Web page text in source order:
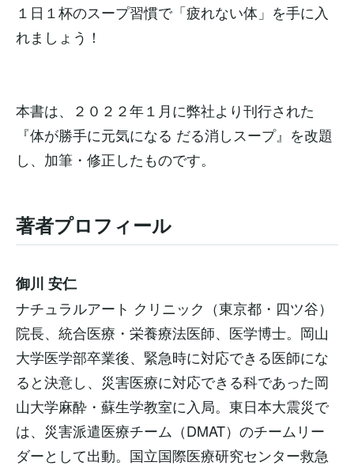
１日１杯のスープ習慣で「疲れない体」を手に入
れましょう！
本書は、２０２２年１月に弊社より刊行された
『体が勝手に元気になる だる消しスープ』を改題
し、加筆・修正したものです。
著者プロフィール
御川 安仁
ナチュラルアート クリニック（東京都・四ツ谷）
院長、統合医療・栄養療法医師、医学博士。岡山
大学医学部卒業後、緊急時に対応できる医師にな
ると決意し、災害医療に対応できる科であった岡
山大学麻酔・蘇生学教室に入局。東日本大震災で
は、災害派遣医療チーム（DMAT）のチームリー
ダーとして出動。国立国際医療研究センター救急